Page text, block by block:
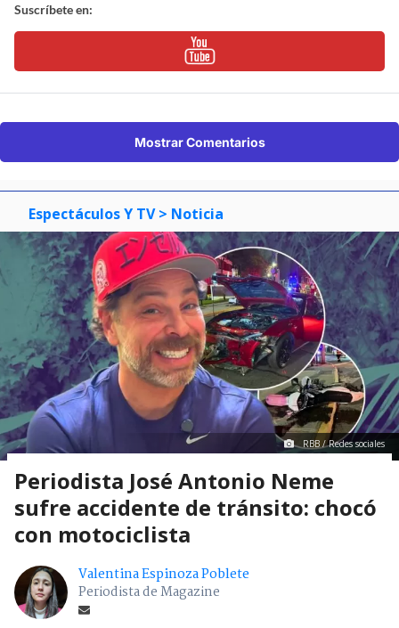
Suscríbete en:
Mostrar Comentarios
Espectáculos Y TV > Noticia
RBB / Redes sociales
Periodista José Antonio Neme
sufre accidente de tránsito: chocó
con motociclista
Valentina Espinoza Poblete
Periodista de Magazine